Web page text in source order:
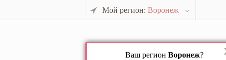
Мой регион: Воронеж
Ваш регион Воронеж?